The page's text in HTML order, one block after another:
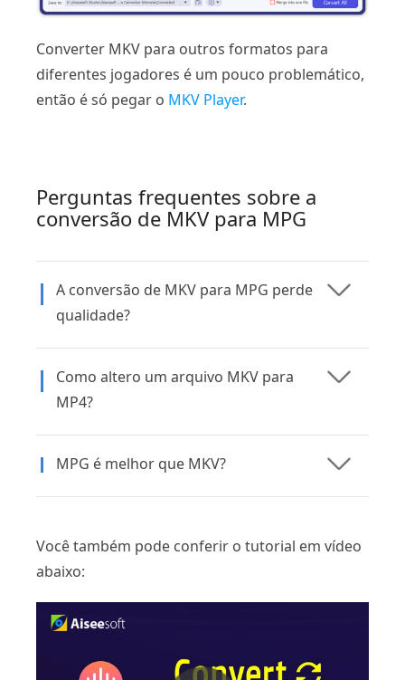
Converter MKV para outros formatos para
diferentes jogadores é um pouco problemático,
então é só pegar o MKV Player.
Perguntas frequentes sobre a
conversão de MKV para MPG
A conversão de MKV para MPG perde
qualidade?
Como altero um arquivo MKV para
MP4?
MPG é melhor que MKV?
Você também pode conferir o tutorial em vídeo
abaixo: